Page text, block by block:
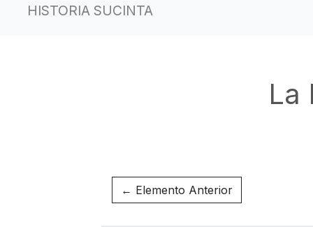
HISTORIA SUCINTA
La
← Elemento Anterior